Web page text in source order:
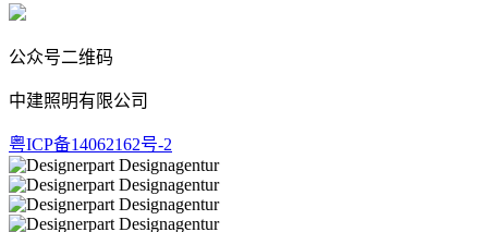
公众号二维码
中建照明有限公司
粤ICP备14062162号-2